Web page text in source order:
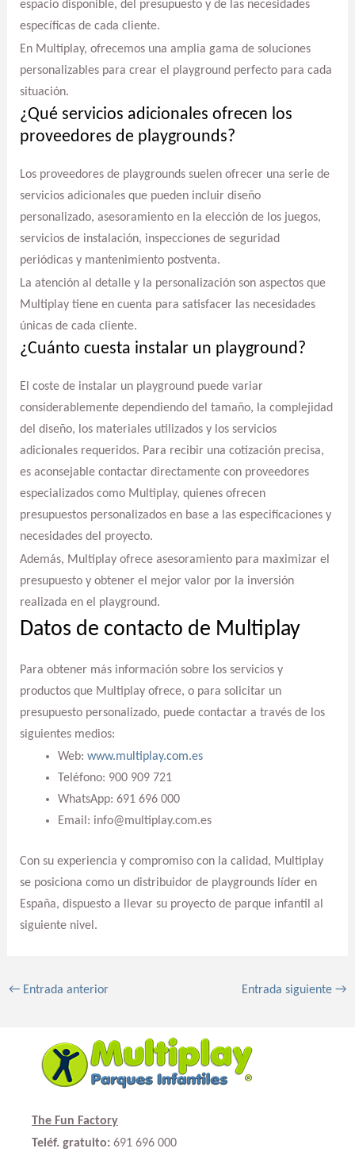
espacio disponible, del presupuesto y de las necesidades
específicas de cada cliente.
En Multiplay, ofrecemos una amplia gama de soluciones
personalizables para crear el playground perfecto para cada
situación.
¿Qué servicios adicionales ofrecen los
proveedores de playgrounds?
Los proveedores de playgrounds suelen ofrecer una serie de
servicios adicionales que pueden incluir diseño
personalizado, asesoramiento en la elección de los juegos,
servicios de instalación, inspecciones de seguridad
periódicas y mantenimiento postventa.
La atención al detalle y la personalización son aspectos que
Multiplay tiene en cuenta para satisfacer las necesidades
únicas de cada cliente.
¿Cuánto cuesta instalar un playground?
El coste de instalar un playground puede variar
considerablemente dependiendo del tamaño, la complejidad
del diseño, los materiales utilizados y los servicios
adicionales requeridos. Para recibir una cotización precisa,
es aconsejable contactar directamente con proveedores
especializados como Multiplay, quienes ofrecen
presupuestos personalizados en base a las especificaciones y
necesidades del proyecto.
Además, Multiplay ofrece asesoramiento para maximizar el
presupuesto y obtener el mejor valor por la inversión
realizada en el playground.
Datos de contacto de Multiplay
Para obtener más información sobre los servicios y
productos que Multiplay ofrece, o para solicitar un
presupuesto personalizado, puede contactar a través de los
siguientes medios:
Web: www.multiplay.com.es
Teléfono: 900 909 721
WhatsApp: 691 696 000
Email: info@multiplay.com.es
Con su experiencia y compromiso con la calidad, Multiplay
se posiciona como un distribuidor de playgrounds líder en
España, dispuesto a llevar su proyecto de parque infantil al
siguiente nivel.
←Entrada anterior Entrada siguiente→
The Fun Factory
Teléf. gratuito: 691 696 000